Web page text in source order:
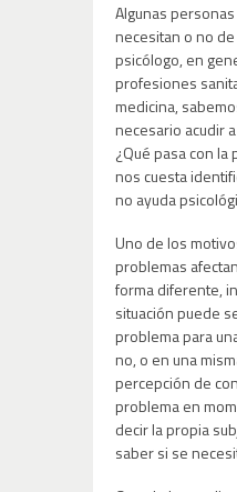
Algunas
necesitan o no
psicólogo, en
profesiones
medicina,
necesario acudir
¿Qué pasa con la
nos cuesta
no ayuda
Uno de los
problemas
forma diferente,
situación puede
problema para
no, o en una
percepción de
problema en
decir la propia
saber si se